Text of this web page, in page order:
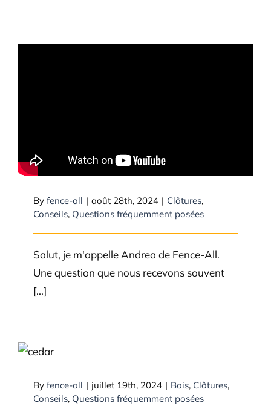
By fence-all | août 28th, 2024 | Clôtures,
Conseils, Questions fréquemment posées
Salut, je m'appelle Andrea de Fence-All.
Une question que nous recevons souvent
[...]
Offrez-vous d’autres options de
bois traité sous pression?
By fence-all | juillet 19th, 2024 | Bois, Clôtures,
Conseils, Questions fréquemment posées